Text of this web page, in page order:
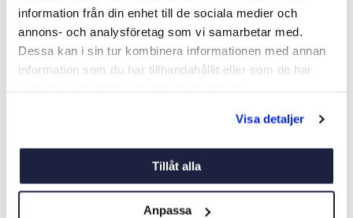
information från din enhet till de sociala medier och
annons- och analysföretag som vi samarbetar med.
Dessa kan i sin tur kombinera informationen med annan
information som du har tillhandahållit eller som de har
Visa detaljer
Tillåt alla
Anpassa
500A IP65
Art nr: 10900
1 255 kr
Art nr: 10940
2 685 kr
Köp
Liknande produkter